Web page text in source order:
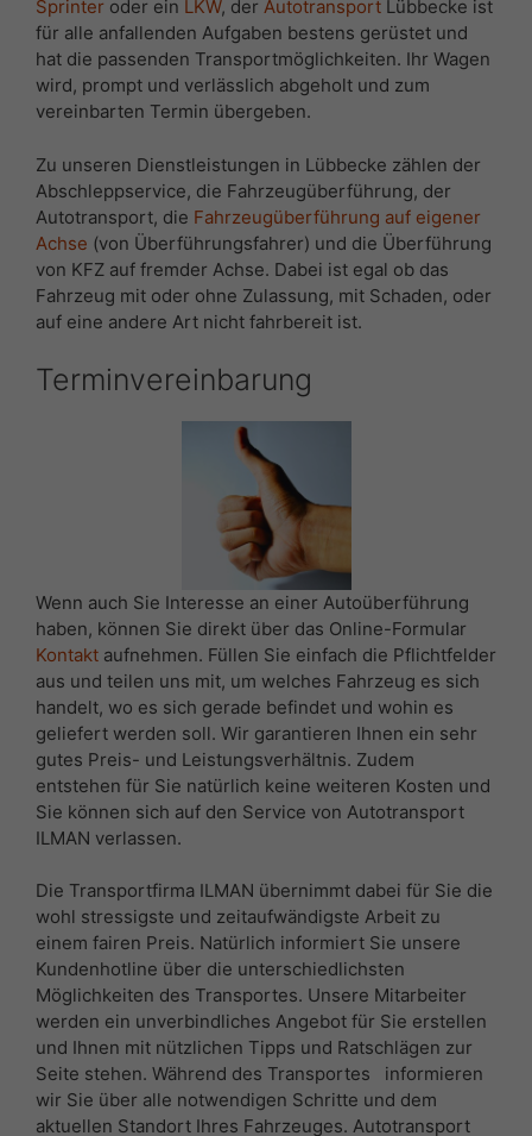
Sprinter oder ein LKW, der Autotransport Lübbecke ist
für alle anfallenden Aufgaben bestens gerüstet und
hat die passenden Transportmöglichkeiten. Ihr Wagen
wird, prompt und verlässlich abgeholt und zum
vereinbarten Termin übergeben.
Zu unseren Dienstleistungen in Lübbecke zählen der
Abschleppservice, die Fahrzeugüberführung, der
Autotransport, die Fahrzeugüberführung auf eigener
Achse (von Überführungsfahrer) und die Überführung
von KFZ auf fremder Achse. Dabei ist egal ob das
Fahrzeug mit oder ohne Zulassung, mit Schaden, oder
auf eine andere Art nicht fahrbereit ist.
Terminvereinbarung
Wenn auch Sie Interesse an einer Autoüberführung
haben, können Sie direkt über das Online-Formular
Kontakt aufnehmen. Füllen Sie einfach die Pflichtfelder
aus und teilen uns mit, um welches Fahrzeug es sich
handelt, wo es sich gerade befindet und wohin es
geliefert werden soll. Wir garantieren Ihnen ein sehr
gutes Preis- und Leistungsverhältnis. Zudem
entstehen für Sie natürlich keine weiteren Kosten und
Sie können sich auf den Service von Autotransport
ILMAN verlassen.
Die Transportfirma ILMAN übernimmt dabei für Sie die
wohl stressigste und zeitaufwändigste Arbeit zu
einem fairen Preis. Natürlich informiert Sie unsere
Kundenhotline über die unterschiedlichsten
Möglichkeiten des Transportes. Unsere Mitarbeiter
werden ein unverbindliches Angebot für Sie erstellen
und Ihnen mit nützlichen Tipps und Ratschlägen zur
Seite stehen. Während des Transportes informieren
wir Sie über alle notwendigen Schritte und dem
aktuellen Standort Ihres Fahrzeuges. Autotransport